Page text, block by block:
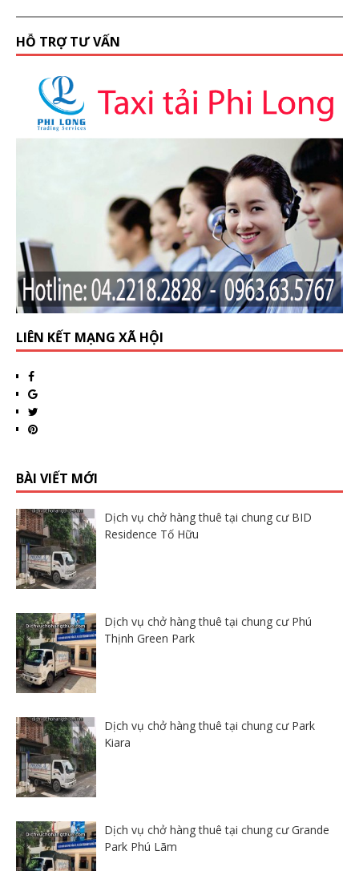
HỖ TRỢ TƯ VẤN
LIÊN KẾT MẠNG XÃ HỘI
BÀI VIẾT MỚI
Dịch vụ chở hàng thuê tại chung cư BID
Residence Tố Hữu
Dịch vụ chở hàng thuê tại chung cư Phú
Thịnh Green Park
Dịch vụ chở hàng thuê tại chung cư Park
Kiara
Dịch vụ chở hàng thuê tại chung cư Grande
Park Phú Lãm